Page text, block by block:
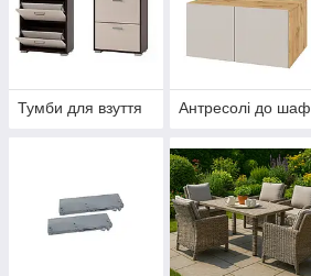
Тумби для взуття Антресолі до шаф